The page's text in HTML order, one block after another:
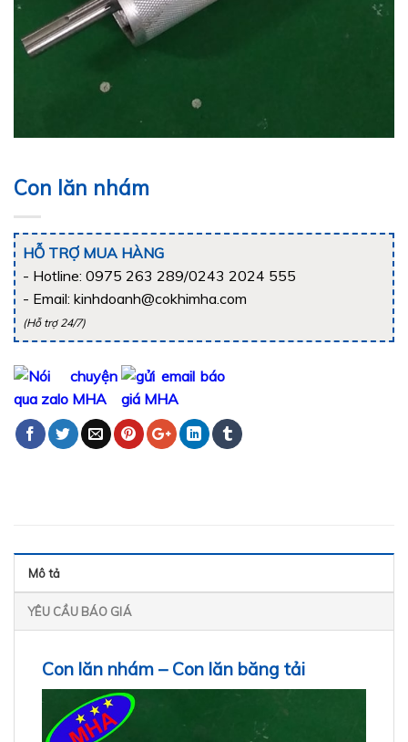
Con lăn nhám
HỖ TRỢ MUA HÀNG
- Hotline: 0975 263 289/0243 2024 555
- Email: kinhdoanh@cokhimha.com
(Hỗ trợ 24/7)
Mô tả
YÊU CẦU BÁO GIÁ
Con lăn nhám – Con lăn băng tải